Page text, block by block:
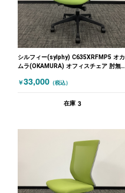
シルフィー(sylphy) C635XRFMP5 オカ
ムラ(OKAMURA) オフィスチェア 肘無し
￥33,000 （税込）
在庫 3